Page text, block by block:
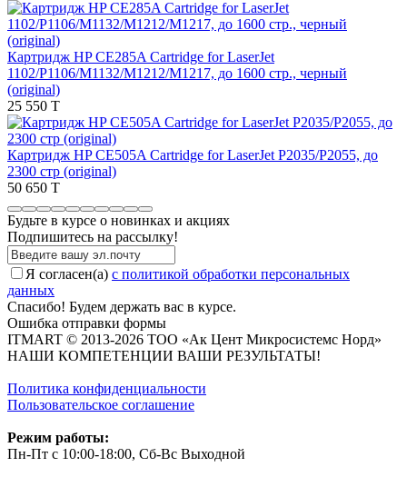
Картридж HP CE285A Cartridge for LaserJet
1102/P1106/M1132/M1212/M1217, до 1600 стр., черный
(original)
25 550 T
Картридж HP CE505A Cartridge for LaserJet P2035/P2055, до
2300 стр (original)
50 650 T
Будьте в курсе о новинках и акциях
Подпишитесь на рассылкy!
Я согласен(a) с политикой обработки персональных
данных
Спасибо! Будем держать вас в курсе.
Ошибка отправки формы
ITMART © 2013-2026 ТОО «Ак Цент Микросистемс Норд»
НАШИ КОМПЕТЕНЦИИ ВАШИ РЕЗУЛЬТАТЫ!
Политика конфиденциальности
Пользовательское соглашение
Режим работы:
Пн-Пт с 10:00-18:00, Сб-Вс Выходной